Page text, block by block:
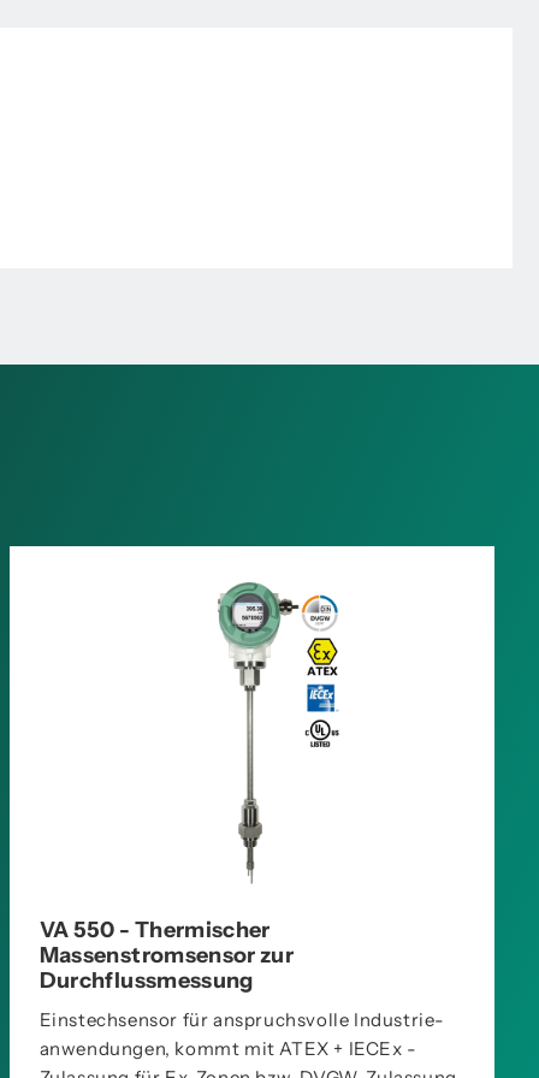
VA 550 - Thermischer
Massenstromsensor zur
Durchflussmessung
Einstechsensor für anspruchsvolle Industrie­
anwendungen, kommt mit ATEX + IECEx -